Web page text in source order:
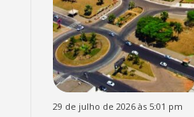
29 de julho de 2026 às 5:01 pm